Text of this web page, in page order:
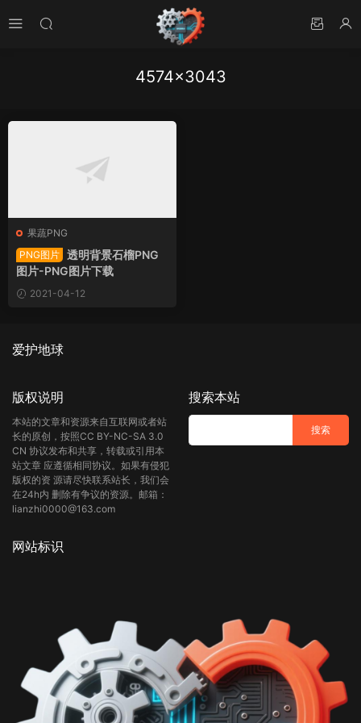
4574×3043
果蔬PNG
PNG图片 透明背景石榴PNG
图片-PNG图片下载
2021-04-12
爱护地球
版权说明
本站的文章和资源来自互联网或者站
长的原创，按照CC BY-NC-SA 3.0
CN 协议发布和共享，转载或引用本
站文章 应遵循相同协议。如果有侵犯
版权的资 源请尽快联系站长，我们会
在24h内 删除有争议的资源。邮箱：
lianzhi0000@163.com
搜索本站
网站标识